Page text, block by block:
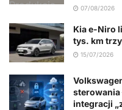
07/08/2026
Kia e-Niro
tys. km
15/07/2026
sterowania
integracji